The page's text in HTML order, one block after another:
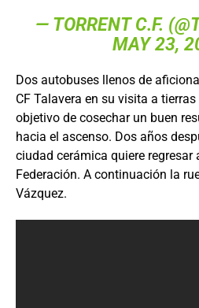
— TORRENT C.F.
MAY 23,
Dos autobuses llenos de
CF Talavera en su visita a
objetivo de cosechar un buen
hacia el ascenso. Dos años
ciudad cerámica quiere regresar
Federación. A continuación la
Vázquez.